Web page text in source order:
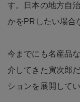
す。日本の地方自
かをPRしたい場合
今までにも名産品
介してきた寅次郎
ションを展開してい